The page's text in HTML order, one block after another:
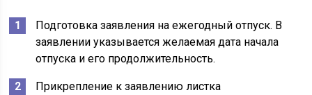
Подготовка заявления на ежегодный отпуск. В
заявлении указывается желаемая дата начала
отпуска и его продолжительность.
Прикрепление к заявлению листка